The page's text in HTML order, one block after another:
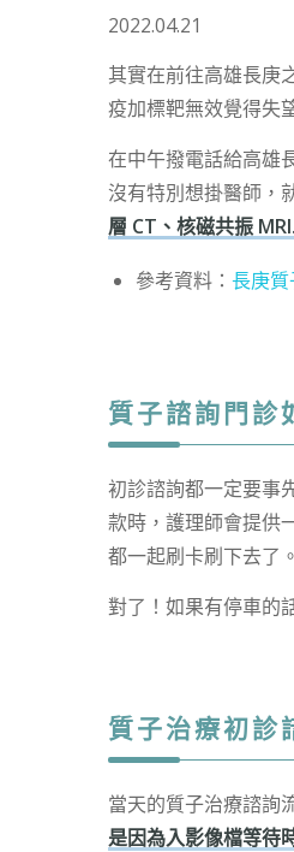
2022.04.21
其實在前往高雄長庚
疫加標靶無效覺得失
在中午撥電話給高雄
沒有特別想掛醫師，
層 CT、核磁共振
參考資料：長庚
質子諮詢門診
初診諮詢都一定要事
款時，護理師會提供
都一起刷卡刷下去了
對了！如果有停車的
質子治療初診
當天的質子治療諮詢
是因為入影像檔等待